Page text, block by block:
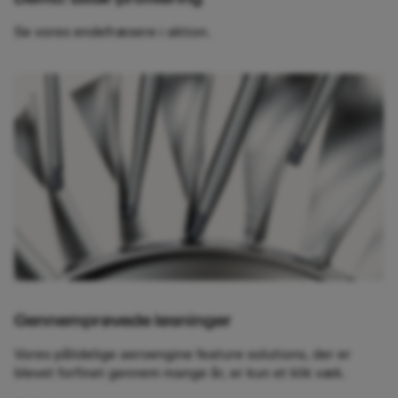
Se vores endefræsere i aktion.
Gennemprøvede løsninger
Vores pålidelige aeroengine feature solutions, der er
blevet forfinet gennem mange år, er kun et klik væk.